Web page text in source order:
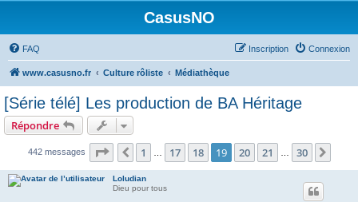
CasusNO
FAQ Connexion
Inscription
www.casusno.fr Culture rôliste Médiathèque
[Série télé] Les production de BA Héritage
Répondre
442 messages Page 19 sur 30
Précédent
1 17 18 19 20 21 30
Loludian
Dieu pour tous